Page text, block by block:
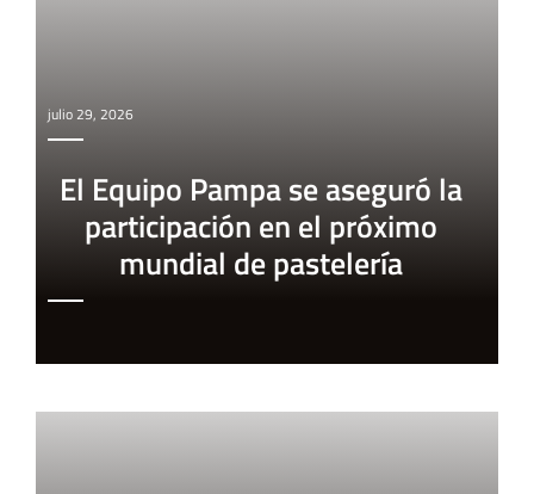
julio 29, 2026
El Equipo Pampa se aseguró la
participación en el próximo
mundial de pastelería